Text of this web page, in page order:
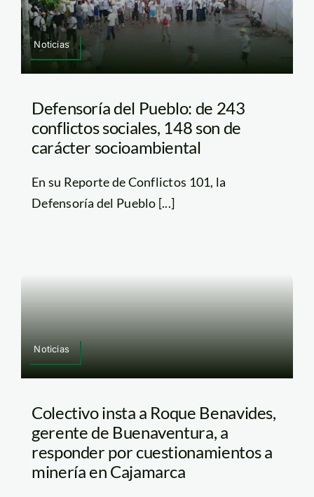
Noticias
Defensoría del Pueblo: de 243
conflictos sociales, 148 son de
carácter socioambiental
En su Reporte de Conflictos 101, la
Defensoría del Pueblo [...]
Noticias
Colectivo insta a Roque Benavides,
gerente de Buenaventura, a
responder por cuestionamientos a
minería en Cajamarca